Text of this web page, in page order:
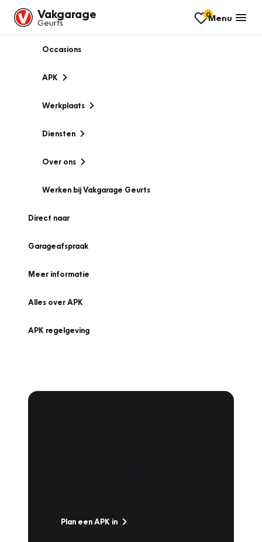
Vakgarage
Geurts
0Menu
Occasions
APK
Werkplaats
Diensten
Over ons
Werken bij Vakgarage Geurts
Direct naar
Garageafspraak
Meer informatie
Alles over APK
APK regelgeving
Plan een APK in